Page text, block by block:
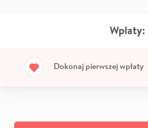
Wpłaty:
Dokonaj pierwszej wpłaty